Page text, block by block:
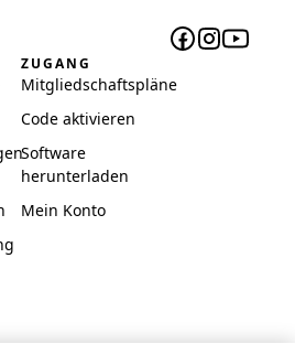
ZUGANG
Mitgliedschaftspläne
Code aktivieren
Software
herunterladen
Mein Konto